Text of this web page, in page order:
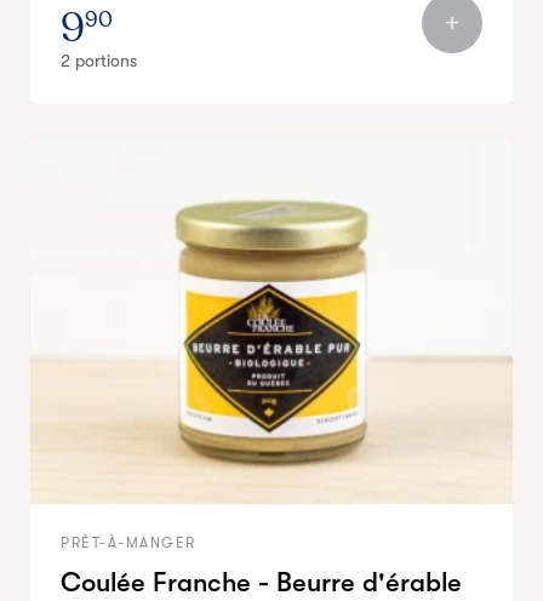
990
2 portions
PRÊT-À-MANGER
Coulée Franche - Beurre d'érable